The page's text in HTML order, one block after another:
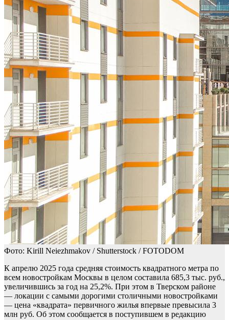
Фото: Kirill Neiezhmakov / Shutterstock / FOTODOM
К апрелю 2025 года средняя стоимость квадратного метра по
всем новостройкам Москвы в целом составила 685,3 тыс. руб.,
увеличившись за год на 25,2%. При этом в Тверском районе
— локации с самыми дорогими столичными новостройками
— цена «квадрата» первичного жилья впервые превысила 3
млн руб. Об этом сообщается в поступившем в редакцию